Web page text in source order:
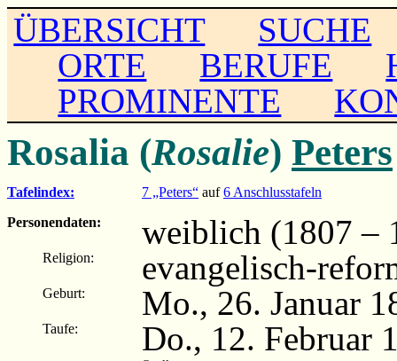
ÜBERSICHT
SUCHE
ORTE
BERUFE
PROMINENTE
Rosalia (Rosalie) Peters
Tafelindex: 7 „Peters“ auf6 Anschlusstafeln
Personendaten:
weiblich (1807 –
Religion: evangelisch-
Geburt: Mo., 26. Januar
Taufe: Do., 12. Februar